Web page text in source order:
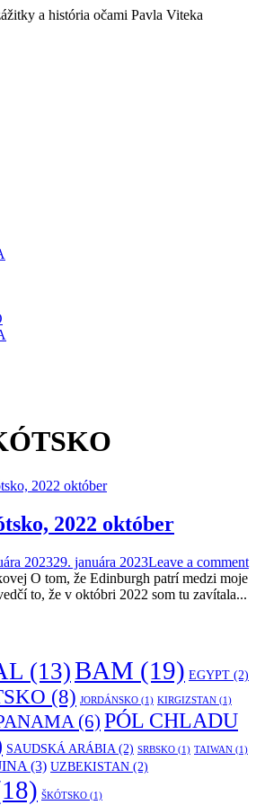
a história očami Pavla Viteka
2022 október
202329. januára 2023Leave a comment
O tom, že Edinburgh patrí medzi moje
to, že v októbri 2022 som tu zavítala...
(13)BAM (19) EGYPT (2)
(8) JORDÁNSKO (1) KIRGIZSTAN (1)
(6) PÓL CHLADU
SAUDSKÁ ARÁBIA (2) SRBSKO (1) TAIWAN (1)
(3) UZBEKISTAN (2)
ŠKÓTSKO (1)